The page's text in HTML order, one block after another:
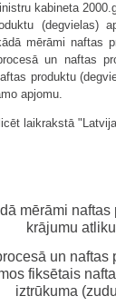
kabineta
(degvielas)
mērāmi naftas
un naftas
produktu
apjomu.
laikrakstā
mērāmi
krājumu
un naftas
fiksētais
iztrūkuma